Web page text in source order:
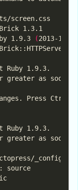
1.9.3 (2013-11-22